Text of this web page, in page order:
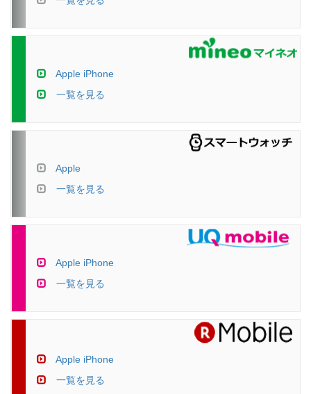
Apple iPhone
一覧を見る
Apple
一覧を見る
Apple iPhone
一覧を見る
Apple iPhone
一覧を見る